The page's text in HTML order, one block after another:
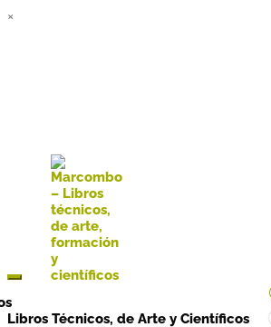
×
Libros Técnicos, de Arte y Científicos